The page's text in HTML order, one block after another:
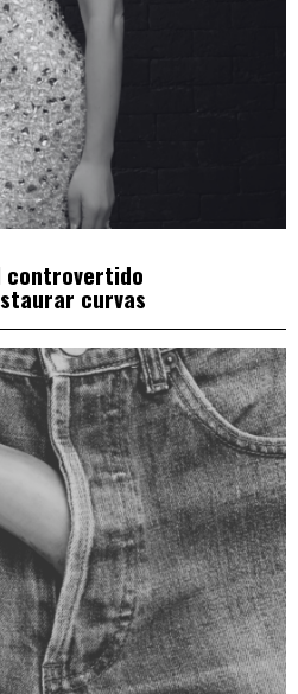
controvertido
curvas